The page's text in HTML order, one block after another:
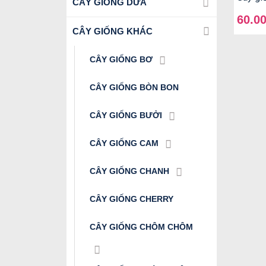
CÂY GIỐNG DỪA
CÂY GIỐNG KHÁC
CÂY GIỐNG BƠ
CÂY GIỐNG BÒN BON
CÂY GIỐNG BƯỞI
CÂY GIỐNG CAM
CÂY GIỐNG CHANH
CÂY GIỐNG CHERRY
CÂY GIỐNG CHÔM CHÔM